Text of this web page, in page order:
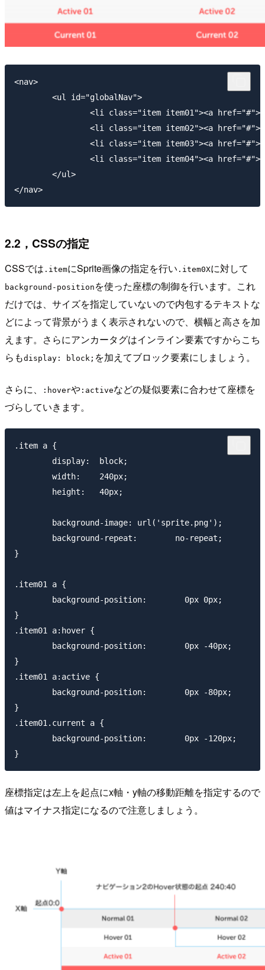
<nav>
2.2，CSSの指定
CSSでは .itemにSprite画像の指定を行い .item0Xに対して
background-position を使った座標の制御を行います。これ
だけでは、サイズを指定していないので内包するテキストな
どによって背景がうまく表示されないので、横幅と高さを加
えます。さらにアンカータグはインライン要素ですからこち
らもdisplay: block; を加えてブロック要素にしましょう。
さらに、 :hoverや :activeなどの疑似要素に合わせて座標を
づらしていきます。
.item a {
        display:  block;
        width:    240px;
        height:   40px;
        background-image: url('sprite.png');
        background-repeat:        no-repeat;
}
.item01 a {
        background-position:        0px 0px;
}
.item01 a:hover {
        background-position:        0px -40px;
}
.item01 a:active {
        background-position:        0px -80px;
}
.item01.current a {
        background-position:        0px -120px;
座標指定は左上を起点にx軸・y軸の移動距離を指定するので
値はマイナス指定になるので注意しましょう。